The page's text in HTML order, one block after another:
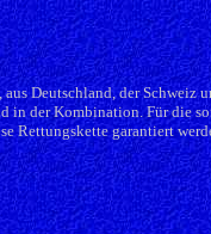
Deutschland, der Schweiz
der Kombination. Für die
Rettungskette garantiert